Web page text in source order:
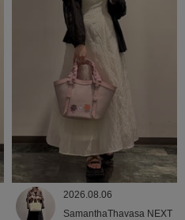
2026.08.06
SamanthaThavasa NEXT